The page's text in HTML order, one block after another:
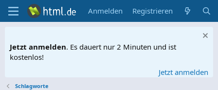
Anmelden Registrieren
Jetzt anmelden. Es dauert nur 2 Minuten und ist
kostenlos!
Jetzt anmelden
Schlagworte